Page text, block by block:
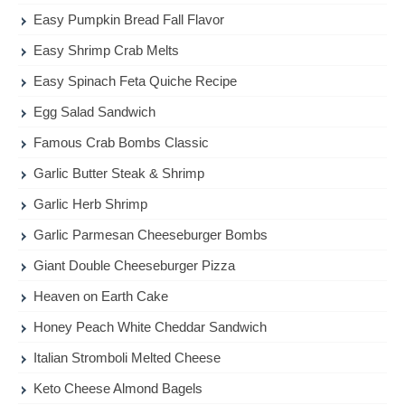
Easy Pumpkin Bread Fall Flavor
Easy Shrimp Crab Melts
Easy Spinach Feta Quiche Recipe
Egg Salad Sandwich
Famous Crab Bombs Classic
Garlic Butter Steak & Shrimp
Garlic Herb Shrimp
Garlic Parmesan Cheeseburger Bombs
Giant Double Cheeseburger Pizza
Heaven on Earth Cake
Honey Peach White Cheddar Sandwich
Italian Stromboli Melted Cheese
Keto Cheese Almond Bagels